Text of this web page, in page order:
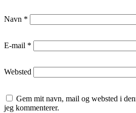
Navn *
E-mail *
Websted
Gem mit navn, mail og websted i
jeg kommenterer.